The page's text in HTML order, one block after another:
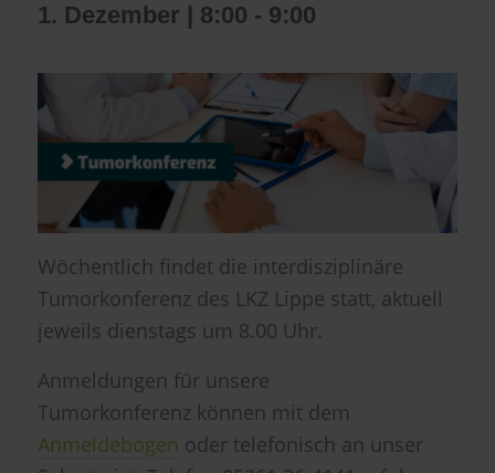
1. Dezember | 8:00 - 9:00
Wöchentlich findet die interdisziplinäre
Tumorkonferenz des LKZ Lippe statt, aktuell
jeweils dienstags um 8.00 Uhr.
Anmeldungen für unsere
Tumorkonferenz können mit dem
Anmeldebogen oder telefonisch an unser